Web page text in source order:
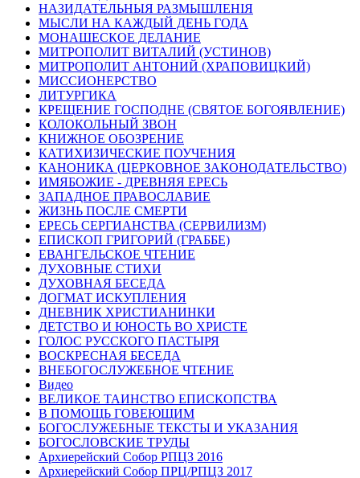
НАЗИДАТЕЛЬНЫЯ РАЗМЫШЛЕНІЯ
МЫСЛИ НА КАЖДЫЙ ДЕНЬ ГОДА
МОНАШЕСКОЕ ДЕЛАНИЕ
МИТРОПОЛИТ ВИТАЛИЙ (УСТИНОВ)
МИТРОПОЛИТ АНТОНИЙ (ХРАПОВИЦКИЙ)
МИССИОНЕРСТВО
ЛИТУРГИКА
КРЕЩЕНИЕ ГОСПОДНЕ (СВЯТОЕ БОГОЯВЛЕНИЕ)
КОЛОКОЛЬНЫЙ ЗВОН
КНИЖНОЕ ОБОЗРЕНИЕ
КАТИХИЗИЧЕСКИЕ ПОУЧЕНИЯ
КАНОНИКА (ЦЕРКОВНОЕ ЗАКОНОДАТЕЛЬСТВО)
ИМЯБОЖИЕ - ДРЕВНЯЯ ЕРЕСЬ
ЗАПАДНОЕ ПРАВОСЛАВИЕ
ЖИЗНЬ ПОСЛЕ СМЕРТИ
ЕРЕСЬ СЕРГИАНСТВА (СЕРВИЛИЗМ)
ЕПИСКОП ГРИГОРИЙ (ГРАББЕ)
ЕВАНГЕЛЬСКОЕ ЧТЕНИЕ
ДУХОВНЫЕ СТИХИ
ДУХОВНАЯ БЕСЕДА
ДОГМАТ ИСКУПЛЕНИЯ
ДНЕВНИК ХРИСТИАНИНКИ
ДЕТСТВО И ЮНОСТЬ ВО ХРИСТЕ
ГОЛОС РУССКОГО ПАСТЫРЯ
ВОСКРЕСНАЯ БЕСЕДА
ВНЕБОГОСЛУЖЕБНОЕ ЧТЕНИЕ
Видео
ВЕЛИКОЕ ТАИНСТВО ЕПИСКОПСТВА
В ПОМОЩЬ ГОВЕЮЩИМ
БОГОСЛУЖЕБНЫЕ ТЕКСТЫ И УКАЗАНИЯ
БОГОСЛОВСКИЕ ТРУДЫ
Архиерейский Собор РПЦЗ 2016
Архиерейский Собор ПРЦ/РПЦЗ 2017